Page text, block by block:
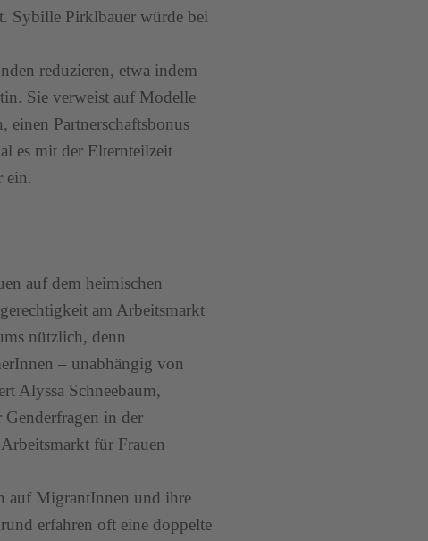
Sybille Pirklbauer würde bei
reduzieren, etwa indem
Sie verweist auf Modelle
einen Partnerschaftsbonus
es mit der Elternteilzeit
ein.
auf dem heimischen
am Arbeitsmarkt
nützlich, denn
– unabhängig von
Alyssa Schneebaum,
in der
für Frauen
auf MigrantInnen und ihre
erfahren oft eine doppelte